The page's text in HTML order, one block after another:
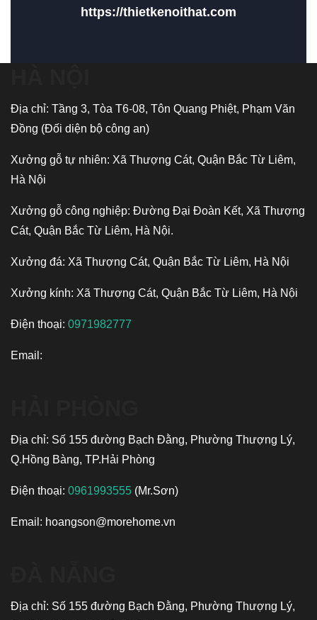
https://thietkenoithat.com
Địa chỉ: Tầng 3, Tòa T6-08, Tôn Quang Phiệt, Phạm Văn
Đồng (Đối diện bộ công an)
Xưởng gỗ tự nhiên: Xã Thượng Cát, Quận Bắc Từ Liêm,
Hà Nội
Xưởng gỗ công nghiệp: Đường Đại Đoàn Kết, Xã Thượng
Cát, Quận Bắc Từ Liêm, Hà Nội.
Xưởng đá: Xã Thượng Cát, Quận Bắc Từ Liêm, Hà Nội
Xưởng kính: Xã Thượng Cát, Quận Bắc Từ Liêm, Hà Nội
Điện thoại: 0971982777
Email:
Địa chỉ: Số 155 đường Bạch Đằng, Phường Thượng Lý,
Q.Hồng Bàng, TP.Hải Phòng
Điện thoại: 0961993555 (Mr.Sơn)
Email: hoangson@morehome.vn
Địa chỉ: Số 155 đường Bạch Đằng, Phường Thượng Lý,